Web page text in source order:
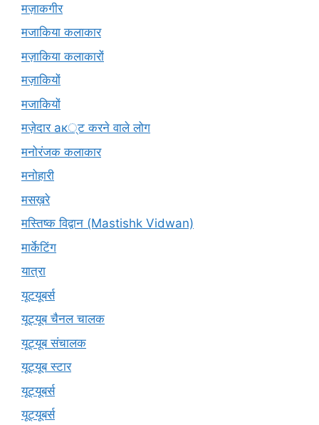
मज़ाकगीर
मजाकिया कलाकार
मज़ाकिया कलाकारों
मज़ाकियों
मजाकियों
मज़ेदार ак्ट करने वाले लोग
मनोरंजक कलाकार
मनोहारी
मसख़रे
मस्तिष्क विद्वान (Mastishk Vidwan)
मार्केटिंग
यात्रा
यूटयूबर्स
यूट्यूब चैनल चालक
यूट्यूब संचालक
यूट्यूब स्टार
यूट्यूबर्स
यूट्‍यूबर्स